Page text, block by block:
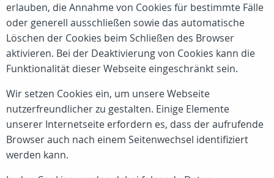
erlauben, die Annahme von Cookies für bestimmte Fälle
oder generell ausschließen sowie das automatische
Löschen der Cookies beim Schließen des Browser
aktivieren. Bei der Deaktivierung von Cookies kann die
Funktionalität dieser Webseite eingeschränkt sein.
Wir setzen Cookies ein, um unsere Webseite
nutzerfreundlicher zu gestalten. Einige Elemente
unserer Internetseite erfordern es, dass der aufrufende
Browser auch nach einem Seitenwechsel identifiziert
werden kann.